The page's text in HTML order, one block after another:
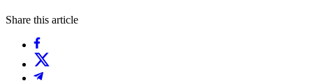
Share this article